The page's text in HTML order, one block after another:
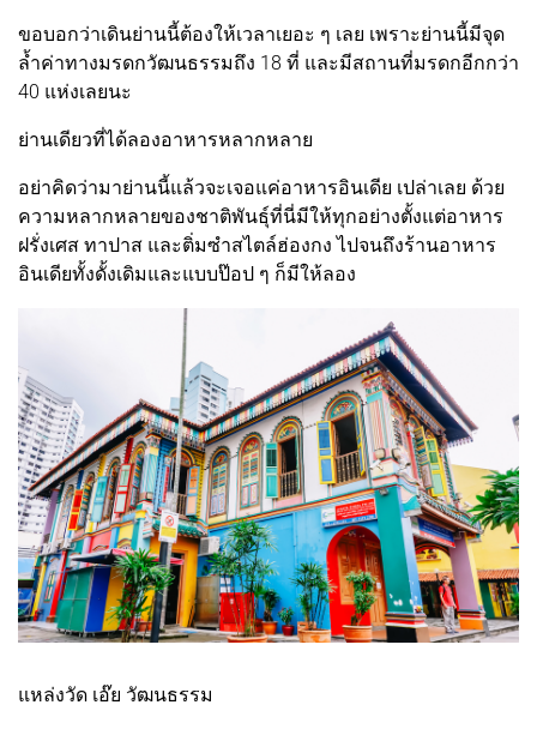
ขอบอกว่าเดินย่านนี้ต้องให้เวลาเยอะ ๆ เลย เพราะย่านนี้มีจุด
ล้ำค่าทางมรดกวัฒนธรรมถึง 18 ที่ และมีสถานที่มรดกอีกกว่า
40 แห่งเลยนะ
ย่านเดียวที่ได้ลองอาหารหลากหลาย
อย่าคิดว่ามาย่านนี้แล้วจะเจอแค่อาหารอินเดีย เปล่าเลย ด้วย
ความหลากหลายของชาติพันธุ์ที่นี่มีให้ทุกอย่างตั้งแต่อาหาร
ฝรั่งเศส ทาปาส และติ่มซำสไตล์ฮ่องกง ไปจนถึงร้านอาหาร
อินเดียทั้งดั้งเดิมและแบบป๊อป ๆ ก็มีให้ลอง
แหล่งวัด เอ๊ย วัฒนธรรม